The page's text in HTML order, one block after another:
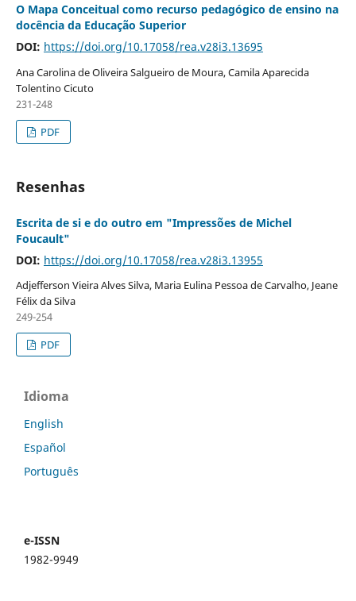
O Mapa Conceitual como recurso pedagógico de ensino na
docência da Educação Superior
DOI: https://doi.org/10.17058/rea.v28i3.13695
Ana Carolina de Oliveira Salgueiro de Moura, Camila Aparecida
Tolentino Cicuto
231-248
PDF
Resenhas
Escrita de si e do outro em "Impressões de Michel
Foucault"
DOI: https://doi.org/10.17058/rea.v28i3.13955
Adjefferson Vieira Alves Silva, Maria Eulina Pessoa de Carvalho, Jeane
Félix da Silva
249-254
PDF
Idioma
English
Español
Português
e-ISSN
1982-9949